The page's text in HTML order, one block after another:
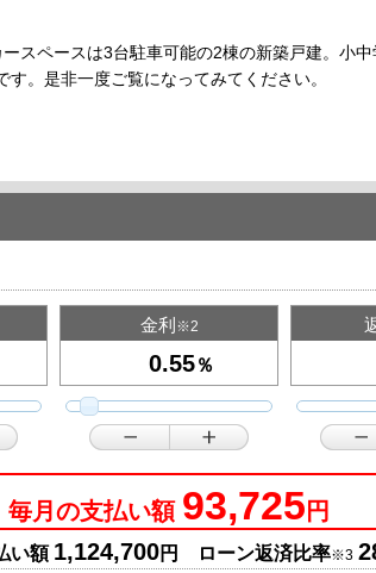
スペースは3台駐車可能の2棟の新築戸建。小
。是非一度ご覧になってみてください。
金利 ※2
％
毎月の支払い額 93,725 円
い額 1,124,700円 ローン返済比率※3